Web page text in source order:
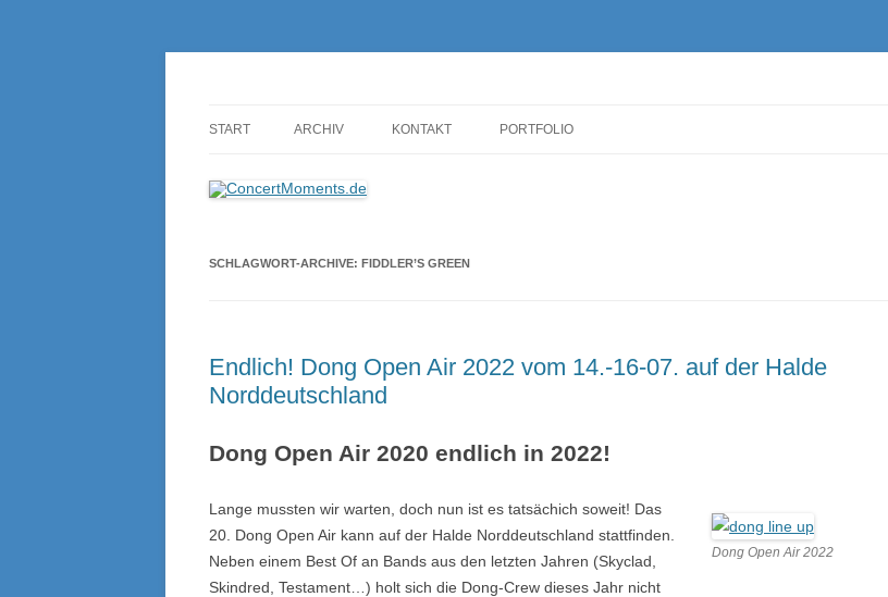
START ARCHIV KONTAKT PORTFOLIO
SCHLAGWORT-ARCHIVE: FIDDLER’S GREEN
Endlich! Dong Open Air 2022 vom 14.-16-07. auf der Halde
Norddeutschland
Dong Open Air 2020 endlich in 2022!
Dong Open Air 2022
Lange mussten wir warten, doch nun ist es tatsächich soweit! Das
20. Dong Open Air kann auf der Halde Norddeutschland stattfinden.
Neben einem Best Of an Bands aus den letzten Jahren (Skyclad,
Skindred, Testament…) holt sich die Dong-Crew dieses Jahr nicht